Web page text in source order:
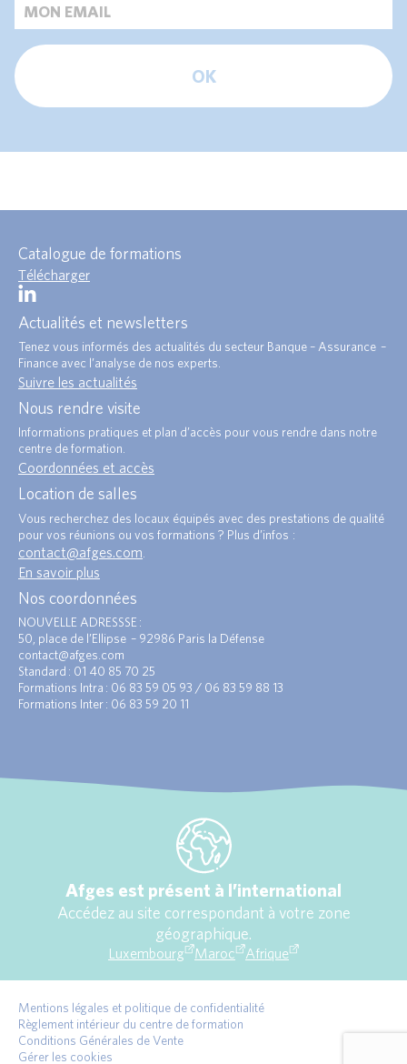
OK
Catalogue de formations
Télécharger
Actualités et newsletters
Tenez vous informés des actualités du secteur Banque – Assurance –
Finance avec l’analyse de nos experts.
Suivre les actualités
Nous rendre visite
Informations pratiques et plan d’accès pour vous rendre dans notre
centre de formation.
Coordonnées et accès
Location de salles
Vous recherchez des locaux équipés avec des prestations de qualité
pour vos réunions ou vos formations ? Plus d’infos :
contact@afges.com
En savoir plus
Nos coordonnées
NOUVELLE ADRESSSE :
50, place de l’Ellipse – 92986 Paris la Défense
contact@afges.com
Standard : 01 40 85 70 25
Formations Intra : 06 83 59 05 93 / 06 83 59 88 13
Formations Inter : 06 83 59 20 11
Afges est présent à l’international
Accédez au site correspondant à votre zone
géographique.
Luxembourg Maroc Afrique
Mentions légales et politique de confidentialité
Règlement intérieur du centre de formation
Conditions Générales de Vente
Gérer les cookies